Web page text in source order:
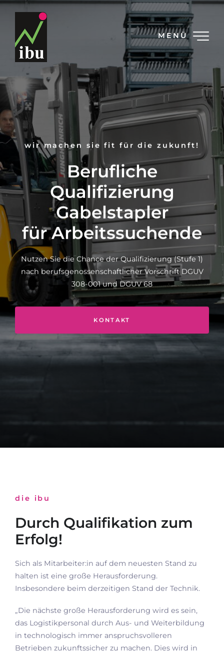
MENÜ
wir machen sie fit für die zukunft!
Berufliche
Qualifizierung
Gabelstapler
für Arbeitssuchende
Nutzen Sie die Chance der Qualifizierung (Stufe 1)
nach berufsgenossenschaftlicher Vorschrift DGUV
308-001 und DGUV 68
KONTAKT
die ibu
Durch Qualifikation zum
Erfolg!
Sich als Mitarbeiter:in auf dem neuesten Stand zu
halten ist eine große Herausforderung.
Insbesondere beim derzeitigen Stand der Technik.
„Die nächste große Herausforderung wird es sein,
das Logistikpersonal durch Aus- und Weiterbildung
in technologisch immer anspruchsvolleren
Betrieben zukunftssicher zu machen. Dies wird in